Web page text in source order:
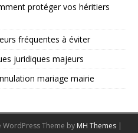
protéger vos héritiers
fréquentes à éviter
juridiques majeurs
mariage mairie
Theme by MH Themes |